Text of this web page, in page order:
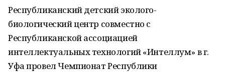
Республиканский детский эколого-
биологический центр совместно с
Республиканской ассоциацией
интеллектуальных технологий «Интеллум» в г.
Уфа провел Чемпионат Республики